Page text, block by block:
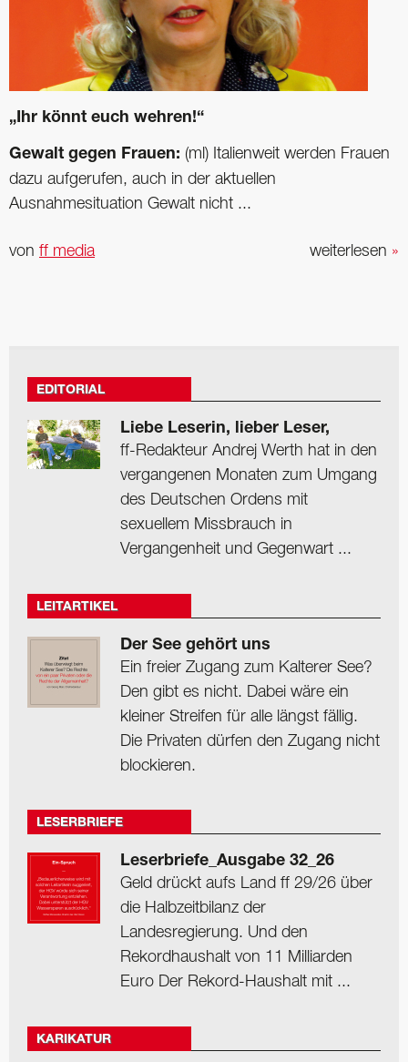
„Ihr könnt euch wehren!“
Gewalt gegen Frauen: (ml) Italienweit werden Frauen
dazu aufgerufen, auch in der aktuellen
Ausnahmesituation Gewalt nicht ...
weiterlesen »
von ff media
EDITORIAL
Liebe Leserin, lieber Leser,
ff-Redakteur Andrej Werth hat in den
vergangenen Monaten zum Umgang
des Deutschen Ordens mit
sexuellem Missbrauch in
Vergangenheit und Gegenwart ...
LEITARTIKEL
Der See gehört uns
Ein freier Zugang zum Kalterer See?
Den gibt es nicht. Dabei wäre ein
kleiner Streifen für alle längst fällig.
Die Privaten dürfen den Zugang nicht
blockieren.
LESERBRIEFE
Leserbriefe_Ausgabe 32_26
Geld drückt aufs Land ff 29/26 über
die Halbzeitbilanz der
Landesregierung. Und den
Rekordhaushalt von 11 Milliarden
Euro Der Rekord-Haushalt mit ...
KARIKATUR